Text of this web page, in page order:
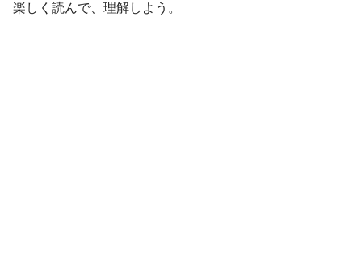
楽しく読んで、理解しよう。